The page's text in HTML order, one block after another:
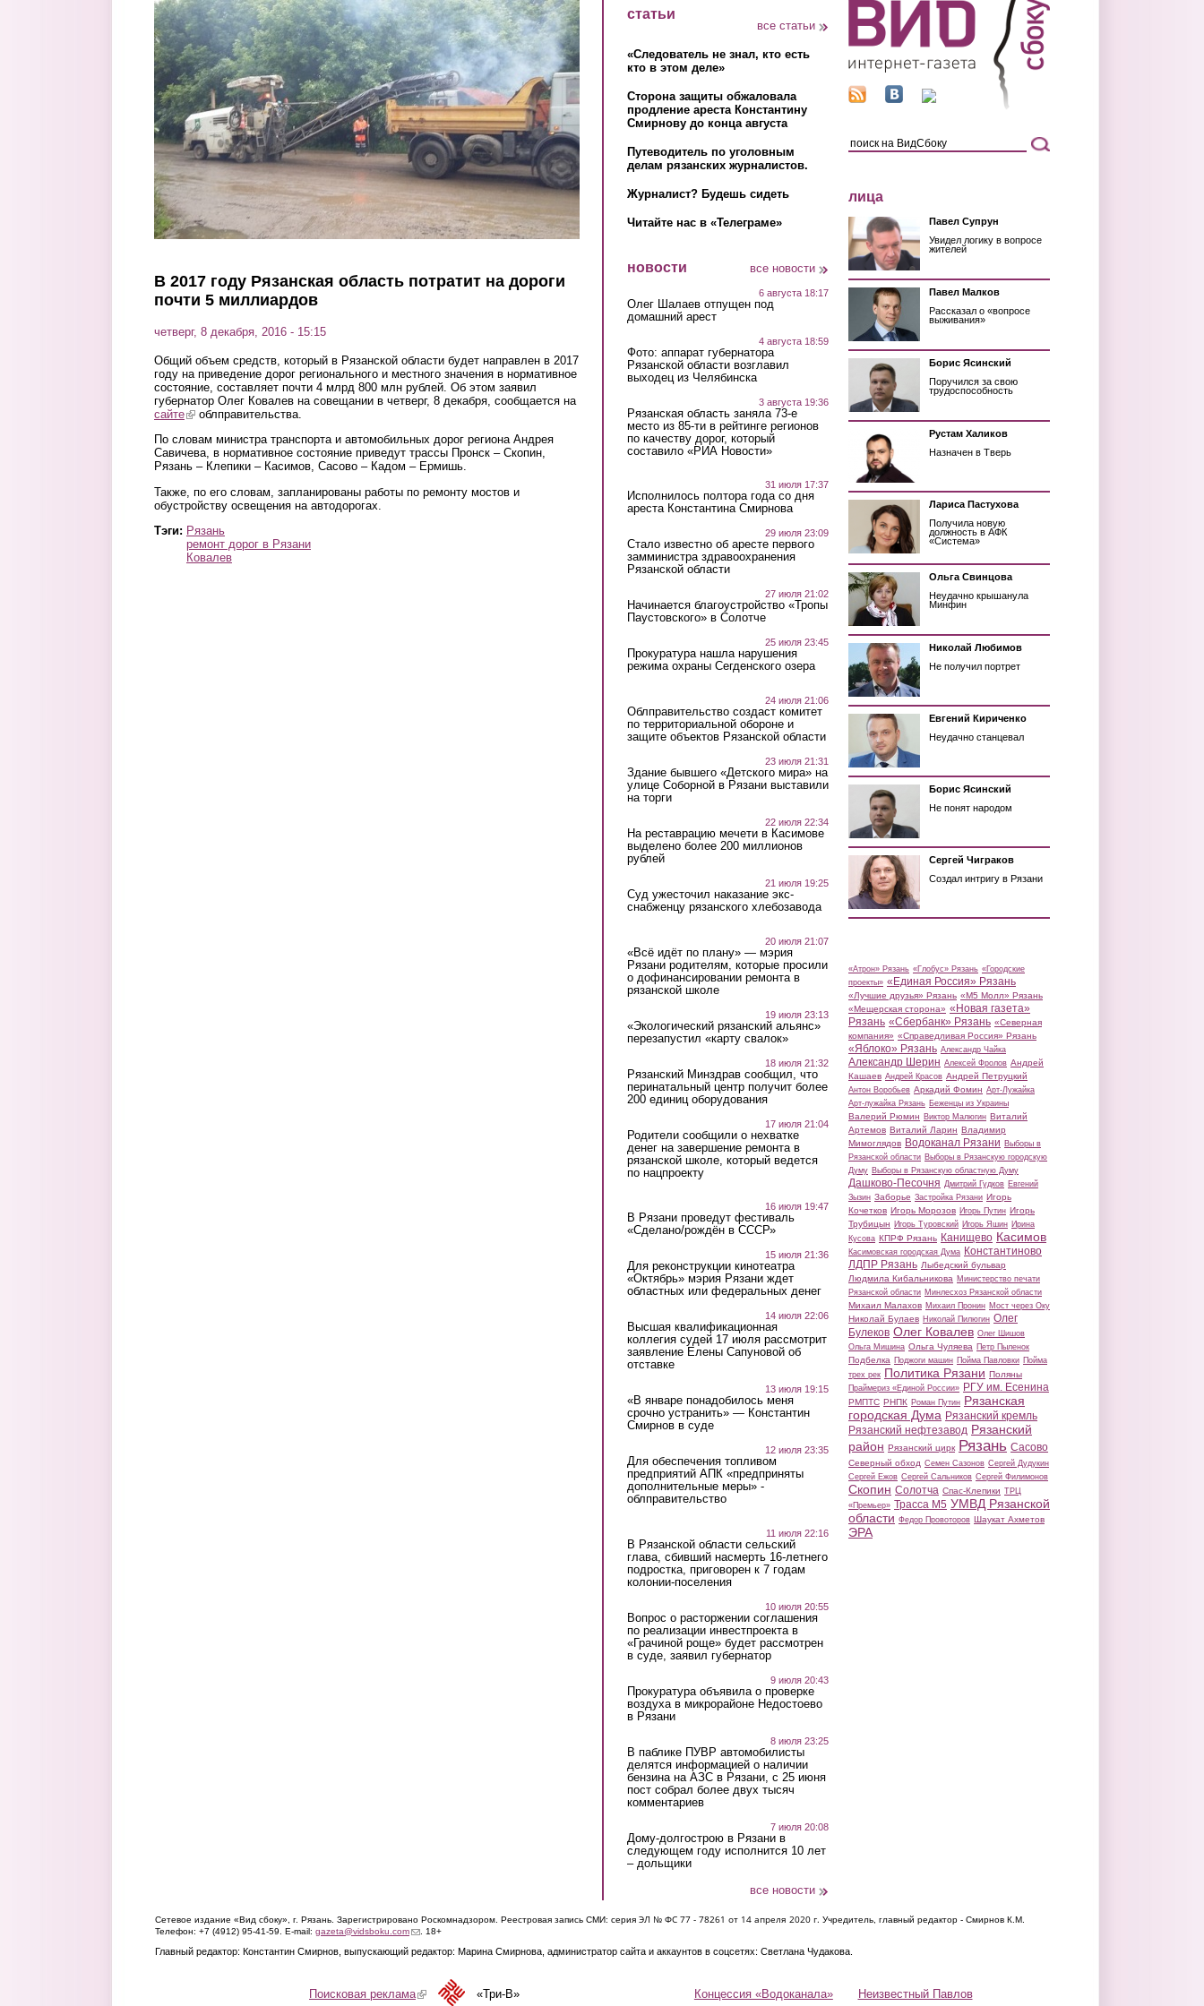
Перейти к основному содержанию
В 2017 году Рязанская область потратит на дороги
почти 5 миллиардов
четверг, 8 декабря, 2016 - 15:15
Общий объем средств, который в Рязанской области будет направлен в 2017
году на приведение дорог регионального и местного значения в нормативное
состояние, составляет почти 4 млрд 800 млн рублей. Об этом заявил
губернатор Олег Ковалев на совещании в четверг, 8 декабря, сообщается на
сайте(link is external)
облправительства.
По словам министра транспорта и автомобильных дорог региона Андрея
Савичева, в нормативное состояние приведут трассы Пронск – Скопин,
Рязань – Клепики – Касимов, Сасово – Кадом – Ермишь.
Также, по его словам, запланированы работы по ремонту мостов и
обустройству освещения на автодорогах.
Тэги: Рязань
ремонт дорог в Рязани
Ковалев
статьи
все статьи
«Следователь не знал, кто есть
кто в этом деле»
Сторона защиты обжаловала
продление ареста Константину
Смирнову до конца августа
Путеводитель по уголовным
делам рязанских журналистов.
Журналист? Будешь сидеть
Читайте нас в «Телеграме»
новости все новости
6 августа 18:17
Олег Шалаев отпущен под
домашний арест
4 августа 18:59
Фото: аппарат губернатора
Рязанской области возглавил
выходец из Челябинска
3 августа 19:36
Рязанская область заняла 73-е
место из 85-ти в рейтинге регионов
по качеству дорог, который
составило «РИА Новости»
31 июля 17:37
Исполнилось полтора года со дня
ареста Константина Смирнова
29 июля 23:09
Стало известно об аресте первого
замминистра здравоохранения
Рязанской области
27 июля 21:02
Начинается благоустройство «Тропы
Паустовского» в Солотче
25 июля 23:45
Прокуратура нашла нарушения
режима охраны Сегденского озера
24 июля 21:06
Облправительство создаст комитет
по территориальной обороне и
защите объектов Рязанской области
23 июля 21:31
Здание бывшего «Детского мира» на
улице Соборной в Рязани выставили
на торги
22 июля 22:34
На реставрацию мечети в Касимове
выделено более 200 миллионов
рублей
21 июля 19:25
Суд ужесточил наказание экс-
снабженцу рязанского хлебозавода
20 июля 21:07
«Всё идёт по плану» — мэрия
Рязани родителям, которые просили
о дофинансировании ремонта в
рязанской школе
19 июля 23:13
«Экологический рязанский альянс»
перезапустил «карту свалок»
18 июля 21:32
Рязанский Минздрав сообщил, что
перинатальный центр получит более
200 единиц оборудования
17 июля 21:04
Родители сообщили о нехватке
денег на завершение ремонта в
рязанской школе, который ведется
по нацпроекту
16 июля 19:47
В Рязани проведут фестиваль
«Сделано/рождён в СССР»
15 июля 21:36
Для реконструкции кинотеатра
«Октябрь» мэрия Рязани ждет
областных или федеральных денег
14 июля 22:06
Высшая квалификационная
коллегия судей 17 июля рассмотрит
заявление Елены Сапуновой об
отставке
13 июля 19:15
«В январе понадобилось меня
срочно устранить» — Константин
Смирнов в суде
12 июля 23:35
Для обеспечения топливом
предприятий АПК «предприняты
дополнительные меры» -
облправительство
11 июля 22:16
В Рязанской области сельский
глава, сбивший насмерть 16-летнего
подростка, приговорен к 7 годам
колонии-поселения
10 июля 20:55
Вопрос о расторжении соглашения
по реализации инвестпроекта в
«Грачиной роще» будет рассмотрен
в суде, заявил губернатор
9 июля 20:43
Прокуратура объявила о проверке
воздуха в микрорайоне Недостоево
в Рязани
8 июля 23:25
В паблике ПУВР автомобилисты
делятся информацией о наличии
бензина на АЗС в Рязани, с 25 июня
пост собрал более двух тысяч
комментариев
7 июля 20:08
Дому-долгострою в Рязани в
следующем году исполнится 10 лет
– дольщики
все новости
лица
Павел Супрун
Увидел логику в вопросе
жителей
Павел Малков
Рассказал о «вопросе
выживания»
Борис Ясинский
Поручился за свою
трудоспособность
Рустам Халиков
Назначен в Тверь
Лариса Пастухова
Получила новую
должность в АФК
«Система»
Ольга Свинцова
Неудачно крышанула
Минфин
Николай Любимов
Не получил портрет
Евгений Кириченко
Неудачно станцевал
Борис Ясинский
Не понят народом
Сергей Чиграков
Создал интригу в Рязани
«Атрон» Рязань «Глобус» Рязань «Городские
проекты» «Единая Россия» Рязань
«Лучшие друзья» Рязань «М5 Молл» Рязань
«Мещерская сторона» «Новая газета»
Рязань «Сбербанк» Рязань «Северная
компания» «Справедливая Россия» Рязань
«Яблоко» Рязань Александр Чайка
Александр Шерин Алексей Фролов Андрей
Кашаев Андрей Красов Андрей Петруцкий
Антон Воробьев Аркадий Фомин Арт-Лужайка
Арт-лужайка Рязань Беженцы из Украины
Валерий Рюмин Виктор Малюгин Виталий
Артемов Виталий Ларин Владимир
Мимоглядов Водоканал Рязани Выборы в
Рязанской области Выборы в Рязанскую городскую
Думу Выборы в Рязанскую областную Думу
Дашково-Песочня Дмитрий Гудков Евгений
Зызин Заборье Застройка Рязани Игорь
Кочетков Игорь Морозов Игорь Путин Игорь
Трубицын Игорь Туровский Игорь Яшин Ирина
Кусова КПРФ Рязань Канищево Касимов
Касимовская городская Дума Константиново
ЛДПР Рязань Лыбедский бульвар
Людмила Кибальникова Министерство печати
Рязанской области Минлесхоз Рязанской области
Михаил Малахов Михаил Пронин Мост через Оку
Николай Булаев Николай Пилюгин Олег
Булеков Олег Ковалев Олег Шишов
Ольга Мишина Ольга Чуляева Петр Пыленок
Подбелка Поджоги машин Пойма Павловки Пойма
трех рек Политика Рязани Поляны
Праймериз «Единой России» РГУ им. Есенина
РМПТС РНПК Роман Путин Рязанская
городская Дума Рязанский кремль
Рязанский нефтезавод Рязанский
район Рязанский цирк Рязань Сасово
Северный обход Семен Сазонов Сергей Дудукин
Сергей Ежов Сергей Сальников Сергей Филимонов
Скопин Солотча Спас-Клепики ТРЦ
«Премьер» Трасса М5 УМВД Рязанской
области Федор Провоторов Шаукат Ахметов
ЭРА
Сетевое издание «Вид сбоку», г. Рязань. Зарегистрировано Роскомнадзором. Реестровая запись СМИ: серия ЭЛ № ФС 77 - 78261 от 14 апреля 2020 г. Учредитель, главный редактор - Смирнов К.М.
Телефон: +7 (4912) 95-41-59. E-mail: gazeta@vidsboku.com(link sends e-mail)
. 18+
Главный редактор: Константин Смирнов, выпускающий редактор: Марина Смирнова, администратор сайта и аккаунтов в соцсетях: Светлана Чудакова.
Концессия «Водоканала» Неизвестный Павлов
Поисковая реклама(link is external)«Три-В»